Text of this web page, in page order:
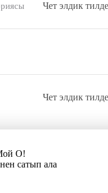
Чет элдик
Чет элдик
О!
сатып ала